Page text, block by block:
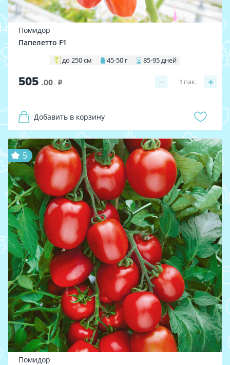
Помидор
Папелетто F1
до 250 см 45-50 г 85-95 дней
505 .00 i − +
1 пак.
Добавить в корзину
5
Помидор